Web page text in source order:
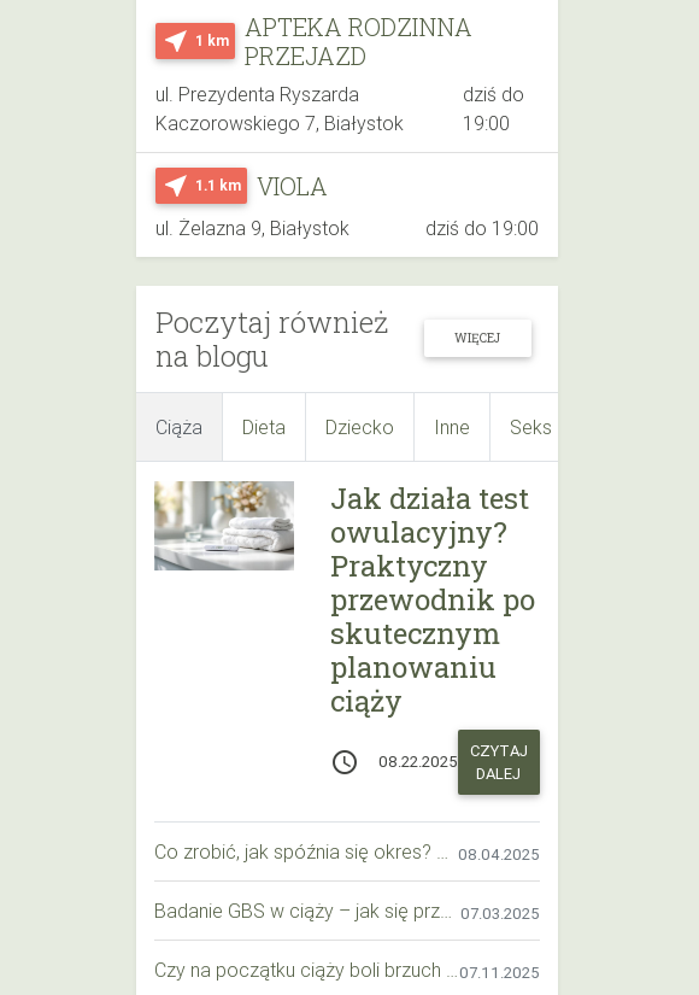
near_me 1 km
APTEKA RODZINNA
PRZEJAZD
ul. Prezydenta Ryszarda
Kaczorowskiego 7, Białystok
dziś do
19:00
near_me 1.1 km VIOLA
ul. Żelazna 9, Białystok dziś do 19:00
Poczytaj również
na blogu
WIĘCEJ
Ciąża Dieta Dziecko Inne Seks
Jak działa test
owulacyjny?
Praktyczny
przewodnik po
skutecznym
planowaniu
ciąży
access_time 08.22.2025
CZYTAJ
DALEJ
08.04.2025
07.03.2025
07.11.2025